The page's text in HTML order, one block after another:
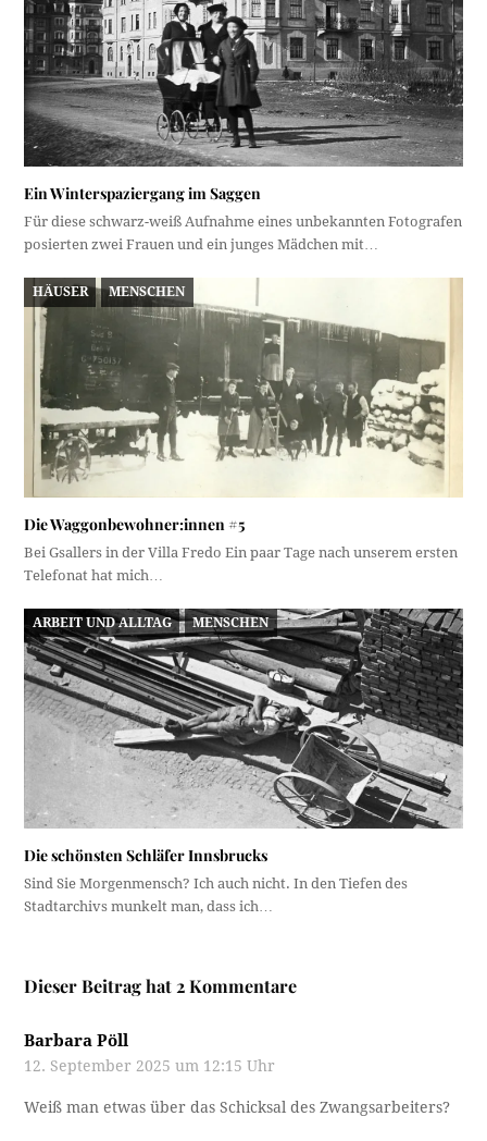
Ein Winterspaziergang im Saggen
Für diese schwarz-weiß Aufnahme eines unbekannten Fotografen
posierten zwei Frauen und ein junges Mädchen mit…
HÄUSER MENSCHEN
Die Waggonbewohner:innen #5
Bei Gsallers in der Villa Fredo Ein paar Tage nach unserem ersten
Telefonat hat mich…
ARBEIT UND ALLTAG MENSCHEN
Die schönsten Schläfer Innsbrucks
Sind Sie Morgenmensch? Ich auch nicht. In den Tiefen des
Stadtarchivs munkelt man, dass ich…
Dieser Beitrag hat 2 Kommentare
Barbara Pöll
12. September 2025 um 12:15 Uhr
Weiß man etwas über das Schicksal des Zwangsarbeiters?